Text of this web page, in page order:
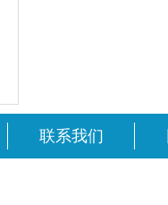
联系我们